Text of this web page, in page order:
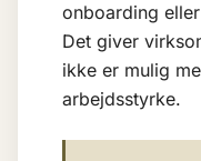
onboarding
Det giver
ikke er mulig
arbejdsstyrke.